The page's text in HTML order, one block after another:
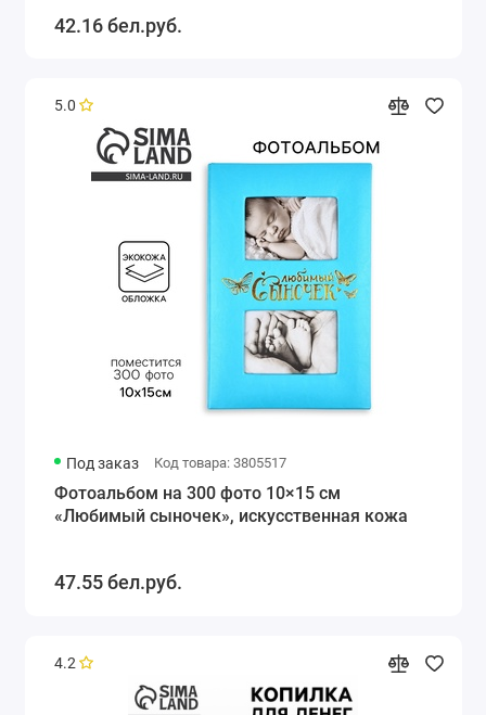
42.16 бел.руб.
5.0
Под заказ Код товара: 3805517
Фотоальбом на 300 фото 10×15 см
«Любимый сыночек», искусственная кожа
47.55 бел.руб.
4.2